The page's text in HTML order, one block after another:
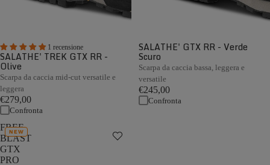
1 recensione
SALATHE' TREK GTX RR -
Olive
Scarpa da caccia mid-cut versatile e
leggera
€279,00
Confronta
SALATHE' GTX RR - Verde
Scuro
Scarpa da caccia bassa, leggera e
versatile
€245,00
Confronta
FREE
BLAST
GTX
PRO
NEW